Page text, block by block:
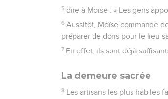
5 dire à Moïse : « Les gens
6 Aussitôt, Moïse commande
préparer de dons pour le lieu
7 En effet, ils sont déjà
La demeure sacrée
8 Les artisans les plus habiles